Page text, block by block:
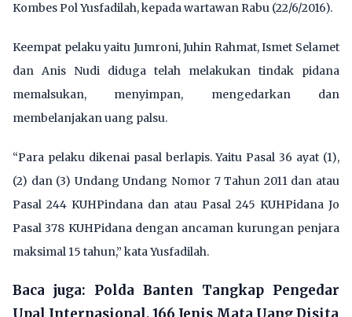
Kombes Pol Yusfadilah, kepada wartawan Rabu (22/6/2016).
Keempat pelaku yaitu Jumroni, Juhin Rahmat, Ismet Selamet
dan Anis Nudi diduga telah melakukan tindak pidana
memalsukan, menyimpan, mengedarkan dan
membelanjakan uang palsu.
“Para pelaku dikenai pasal berlapis. Yaitu Pasal 36 ayat (1),
(2) dan (3) Undang Undang Nomor 7 Tahun 2011 dan atau
Pasal 244 KUHPindana dan atau Pasal 245 KUHPidana Jo
Pasal 378 KUHPidana dengan ancaman kurungan penjara
maksimal 15 tahun,” kata Yusfadilah.
Baca juga: Polda Banten Tangkap Pengedar